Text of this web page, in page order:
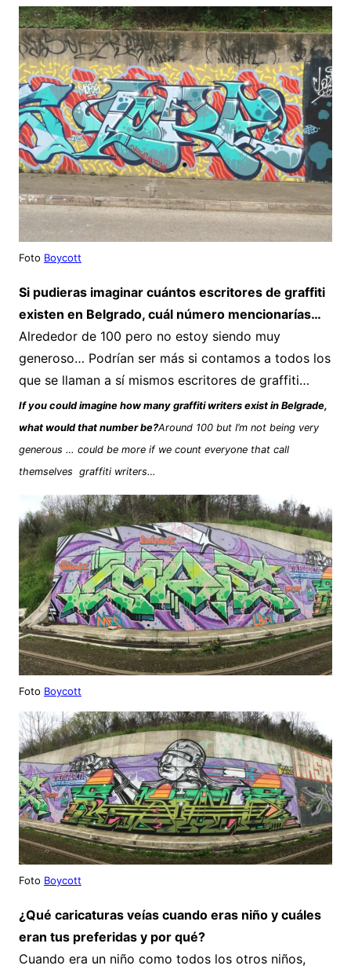
Foto Boycott
Si pudieras imaginar cuántos escritores de graffiti
existen en Belgrado, cuál número mencionarías…
Alrededor de 100 pero no estoy siendo muy
generoso… Podrían ser más si contamos a todos los
que se llaman a sí mismos escritores de graffiti…
If you could imagine how many graffiti writers exist in Belgrade,
what would that number be?Around 100 but I’m not being very
generous … could be more if we count everyone that call
themselves graffiti writers…
Foto Boycott
Foto Boycott
¿Qué caricaturas veías cuando eras niño y cuáles
eran tus preferidas y por qué?
Cuando era un niño como todos los otros niños,